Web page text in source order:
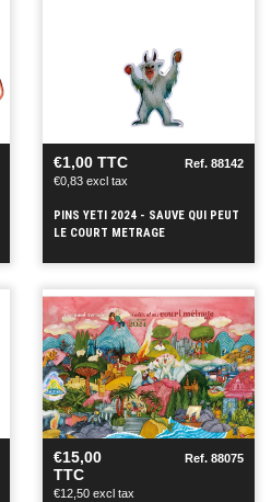
SEE
+
€1,00 TTC
€0,83 excl tax
Ref. 88142
PINS YETI 2024 - SAUVE QUI PEUT
LE COURT METRAGE
SEE
+
€15,00
TTC
€12,50 excl tax
Ref. 88075